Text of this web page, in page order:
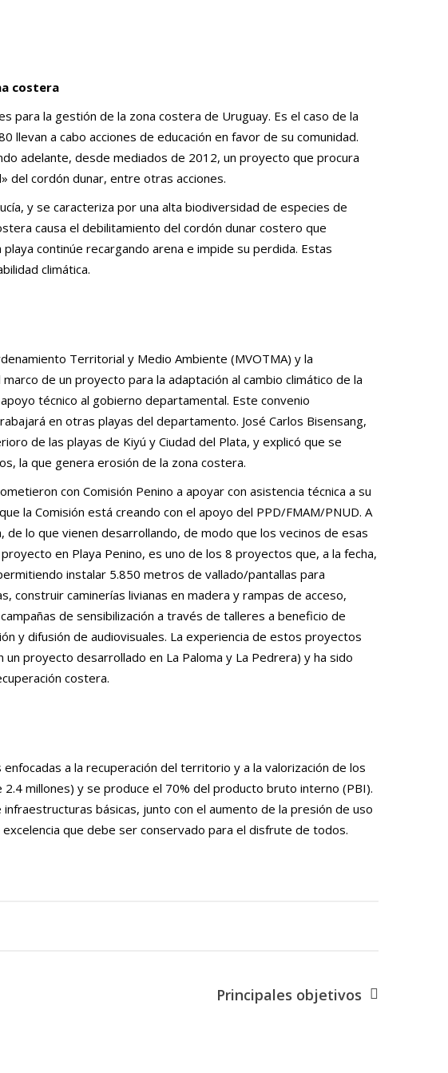
costera
para la gestión de la zona costera de Uruguay. Es el caso de la
llevan a cabo acciones de educación en favor de su comunidad.
adelante, desde mediados de 2012, un proyecto que procura
del cordón dunar, entre otras acciones.
y se caracteriza por una alta biodiversidad de especies de
causa el debilitamiento del cordón dunar costero que
continúe recargando arena e impide su perdida. Estas
climática.
Territorial y Medio Ambiente (MVOTMA) y la
de un proyecto para la adaptación al cambio climático de la
técnico al gobierno departamental. Este convenio
en otras playas del departamento. José Carlos Bisensang,
de las playas de Kiyú y Ciudad del Plata, y explicó que se
la que genera erosión de la zona costera.
con Comisión Penino a apoyar con asistencia técnica a su
la Comisión está creando con el apoyo del PPD/FMAM/PNUD. A
lo que vienen desarrollando, de modo que los vecinos de esas
en Playa Penino, es uno de los 8 proyectos que, a la fecha,
instalar 5.850 metros de vallado/pantallas para
construir caminerías livianas en madera y rampas de acceso,
de sensibilización a través de talleres a beneficio de
y difusión de audiovisuales. La experiencia de estos proyectos
proyecto desarrollado en La Paloma y La Pedrera) y ha sido
costera.
a la recuperación del territorio y a la valorización de los
millones) y se produce el 70% del producto bruto interno (PBI).
básicas, junto con el aumento de la presión de uso
que debe ser conservado para el disfrute de todos.
Principales objetivos